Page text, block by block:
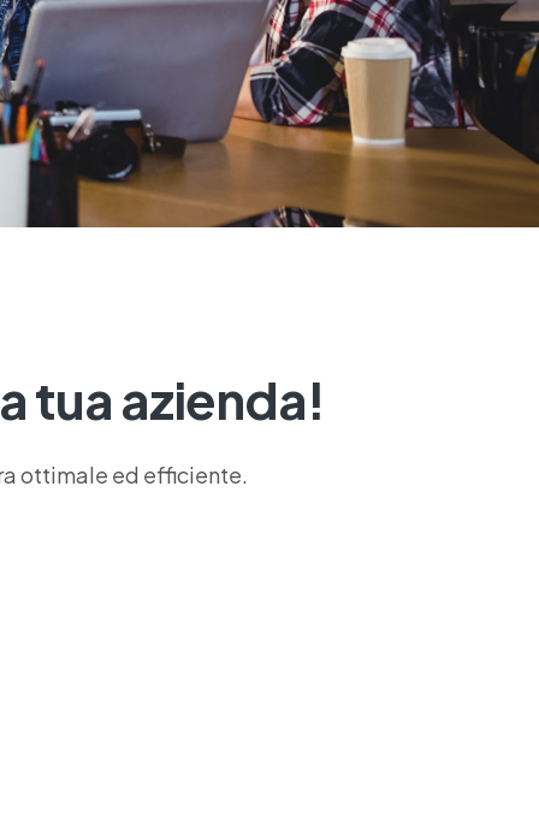
tua azienda!
ottimale ed efficiente.